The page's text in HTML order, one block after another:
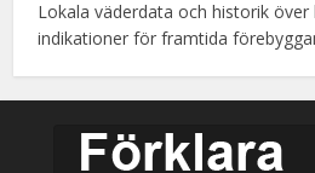
Lokala väderdata och historik över
indikationer för framtida